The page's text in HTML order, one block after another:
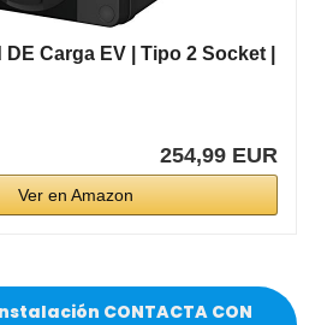
Carga EV | Tipo 2 Socket |
254,99 EUR
Ver en Amazon
CONTACTA CON